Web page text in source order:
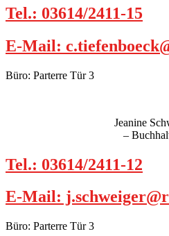
Tel.: 03614/2411-15
E-Mail:
Büro: Parterre Tür 3
Jeanine
–
Tel.: 03614/2411-12
E-Mail:
Büro: Parterre Tür 3